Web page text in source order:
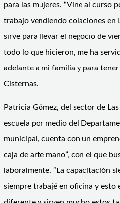
para las mujeres. “Vine al curso
trabajo vendiendo colaciones en
sirve para llevar el negocio de
todo lo que hicieron, me ha
adelante a mi familia y para tener
Cisternas.
Patricia Gómez, del sector de
escuela por medio del
municipal, cuenta con un
caja de arte mano”, con el que
laboralmente. “La capacitación
siempre trabajé en oficina y esto